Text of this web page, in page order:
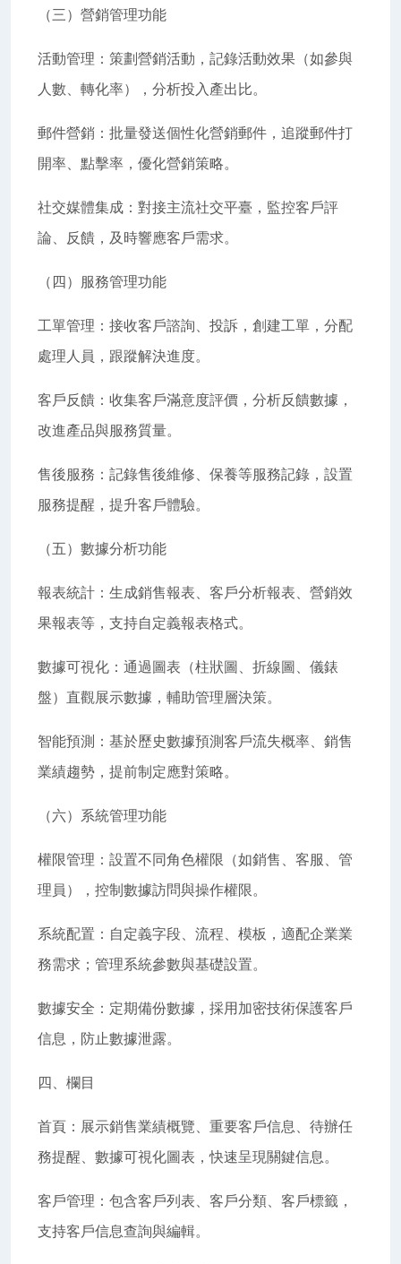
（三）營銷管理功能
活動管理：策劃營銷活動，記錄活動效果（如參與
人數、轉化率），分析投入產出比。
郵件營銷：批量發送個性化營銷郵件，追蹤郵件打
開率、點擊率，優化營銷策略。
社交媒體集成：對接主流社交平臺，監控客戶評
論、反饋，及時響應客戶需求。
（四）服務管理功能
工單管理：接收客戶諮詢、投訴，創建工單，分配
處理人員，跟蹤解決進度。
客戶反饋：收集客戶滿意度評價，分析反饋數據，
改進產品與服務質量。
售後服務：記錄售後維修、保養等服務記錄，設置
服務提醒，提升客戶體驗。
（五）數據分析功能
報表統計：生成銷售報表、客戶分析報表、營銷效
果報表等，支持自定義報表格式。
數據可視化：通過圖表（柱狀圖、折線圖、儀錶
盤）直觀展示數據，輔助管理層決策。
智能預測：基於歷史數據預測客戶流失概率、銷售
業績趨勢，提前制定應對策略。
（六）系統管理功能
權限管理：設置不同角色權限（如銷售、客服、管
理員），控制數據訪問與操作權限。
系統配置：自定義字段、流程、模板，適配企業業
務需求；管理系統參數與基礎設置。
數據安全：定期備份數據，採用加密技術保護客戶
信息，防止數據泄露。
四、欄目
首頁：展示銷售業績概覽、重要客戶信息、待辦任
務提醒、數據可視化圖表，快速呈現關鍵信息。
客戶管理：包含客戶列表、客戶分類、客戶標籤，
支持客戶信息查詢與編輯。